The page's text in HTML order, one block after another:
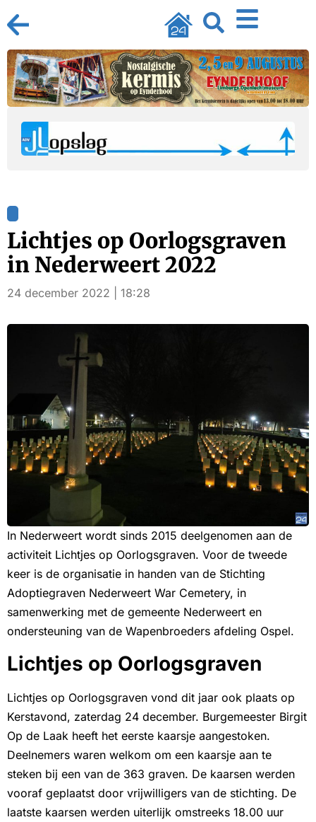
Lichtjes op Oorlogsgraven
in Nederweert 2022
24 december 2022 | 18:28
In Nederweert wordt sinds 2015 deelgenomen aan de
activiteit Lichtjes op Oorlogsgraven. Voor de tweede
keer is de organisatie in handen van de Stichting
Adoptiegraven Nederweert War Cemetery, in
samenwerking met de gemeente Nederweert en
ondersteuning van de Wapenbroeders afdeling Ospel.
Lichtjes op Oorlogsgraven
Lichtjes op Oorlogsgraven vond dit jaar ook plaats op
Kerstavond, zaterdag 24 december. Burgemeester Birgit
Op de Laak heeft het eerste kaarsje aangestoken.
Deelnemers waren welkom om een kaarsje aan te
steken bij een van de 363 graven. De kaarsen werden
vooraf geplaatst door vrijwilligers van de stichting. De
laatste kaarsen werden uiterlijk omstreeks 18.00 uur